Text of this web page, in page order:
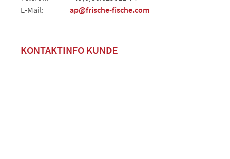
E-Mail:
ap@frische-fische.com
KONTAKTINFO KUNDE